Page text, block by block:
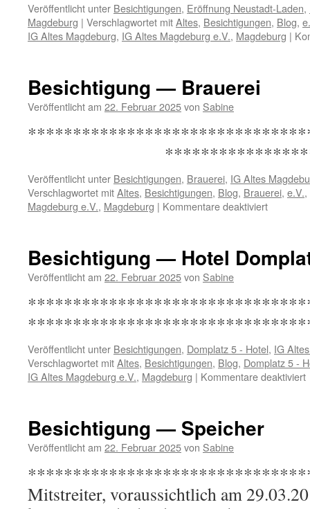
Veröffentlicht unter Besichtigungen, Eröffnung Neustadt-Laden,
Magdeburg | Verschlagwortet mitAltes, Besichtigungen, Blog,
IG Altes Magdeburg, IG Altes Magdeburg e.V., Magdeburg |
Besichtigung — Brauerei
Veröffentlicht am 22. Februar 2025von Sabine
Veröffentlicht unter Besichtigungen, Brauerei, IG Altes
Verschlagwortet mitAltes, Besichtigungen, Blog, Brauerei, e.V.,
Magdeburg e.V., Magdeburg | Kommentare deaktiviertfür
Besichtigung — Hotel
Veröffentlicht am 22. Februar 2025von Sabine
Veröffentlicht unter Besichtigungen, Domplatz 5 - Hotel, IG
Verschlagwortet mitAltes, Besichtigungen, Blog, Domplatz 5 -
IG Altes Magdeburg e.V., Magdeburg | Kommentare deaktiviert
Besichtigung — Speicher
Veröffentlicht am 22. Februar 2025von Sabine
*********************************
Mitstreiter, voraussichtlich am